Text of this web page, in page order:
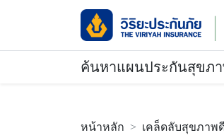
ค้นหาแผนประกันสุขภ
หน้าหลัก เคล็ดลับสุขภาพ